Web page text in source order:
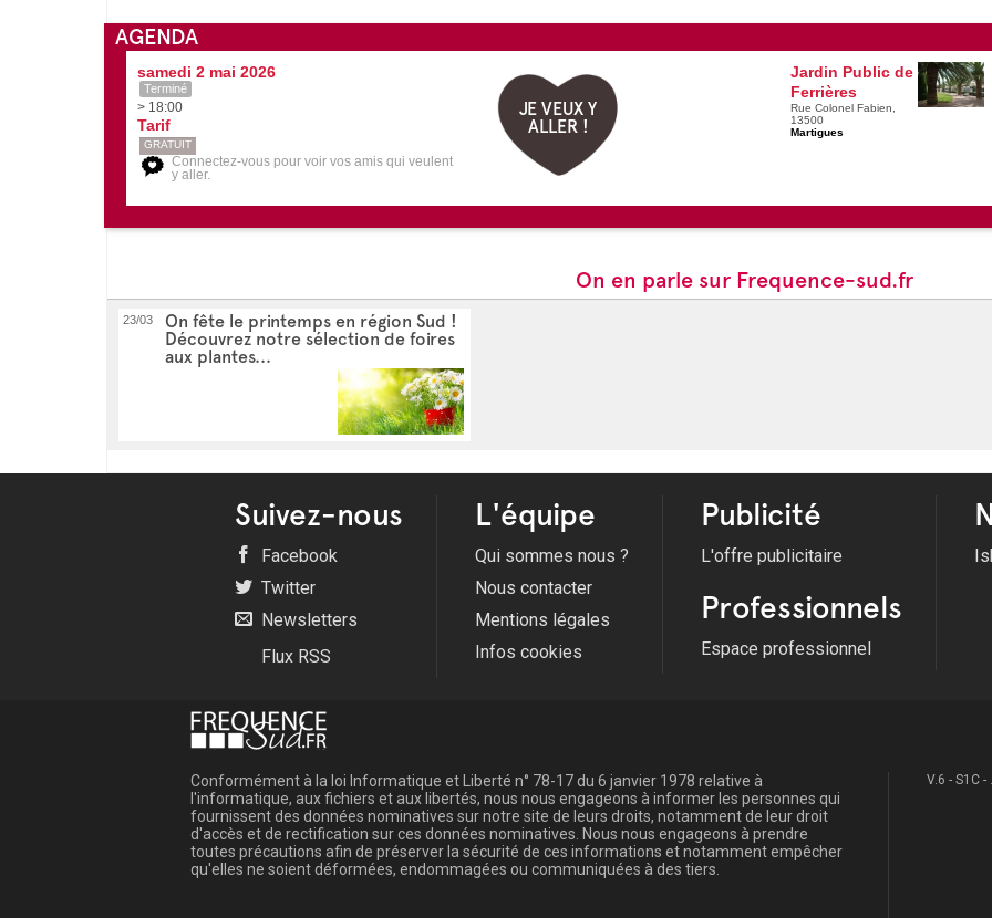
AGENDA
samedi 2 mai 2026
Terminé
> 18:00
Tarif
GRATUIT
Connectez-vous pour voir vos amis qui veulent
y aller.
JE VEUX Y
ALLER !
Jardin Public de
Ferrières
Rue Colonel Fabien,
13500
Martigues
On en parle sur Frequence-sud.fr
23/03
On fête le printemps en région Sud !
Découvrez notre sélection de foires
aux plantes...
Suivez-nous
Facebook
Twitter
Newsletters
Flux RSS
L'équipe
Qui sommes nous ?
Nous contacter
Mentions légales
Infos cookies
Publicité
L'offre publicitaire
Professionnels
Espace professionnel
Conformément à la loi Informatique et Liberté n° 78-17 du 6 janvier 1978 relative à
l'informatique, aux fichiers et aux libertés, nous nous engageons à informer les personnes qui
fournissent des données nominatives sur notre site de leurs droits, notamment de leur droit
d'accès et de rectification sur ces données nominatives. Nous nous engageons à prendre
toutes précautions afin de préserver la sécurité de ces informations et notamment empêcher
qu'elles ne soient déformées, endommagées ou communiquées à des tiers.
V.6 - S1C